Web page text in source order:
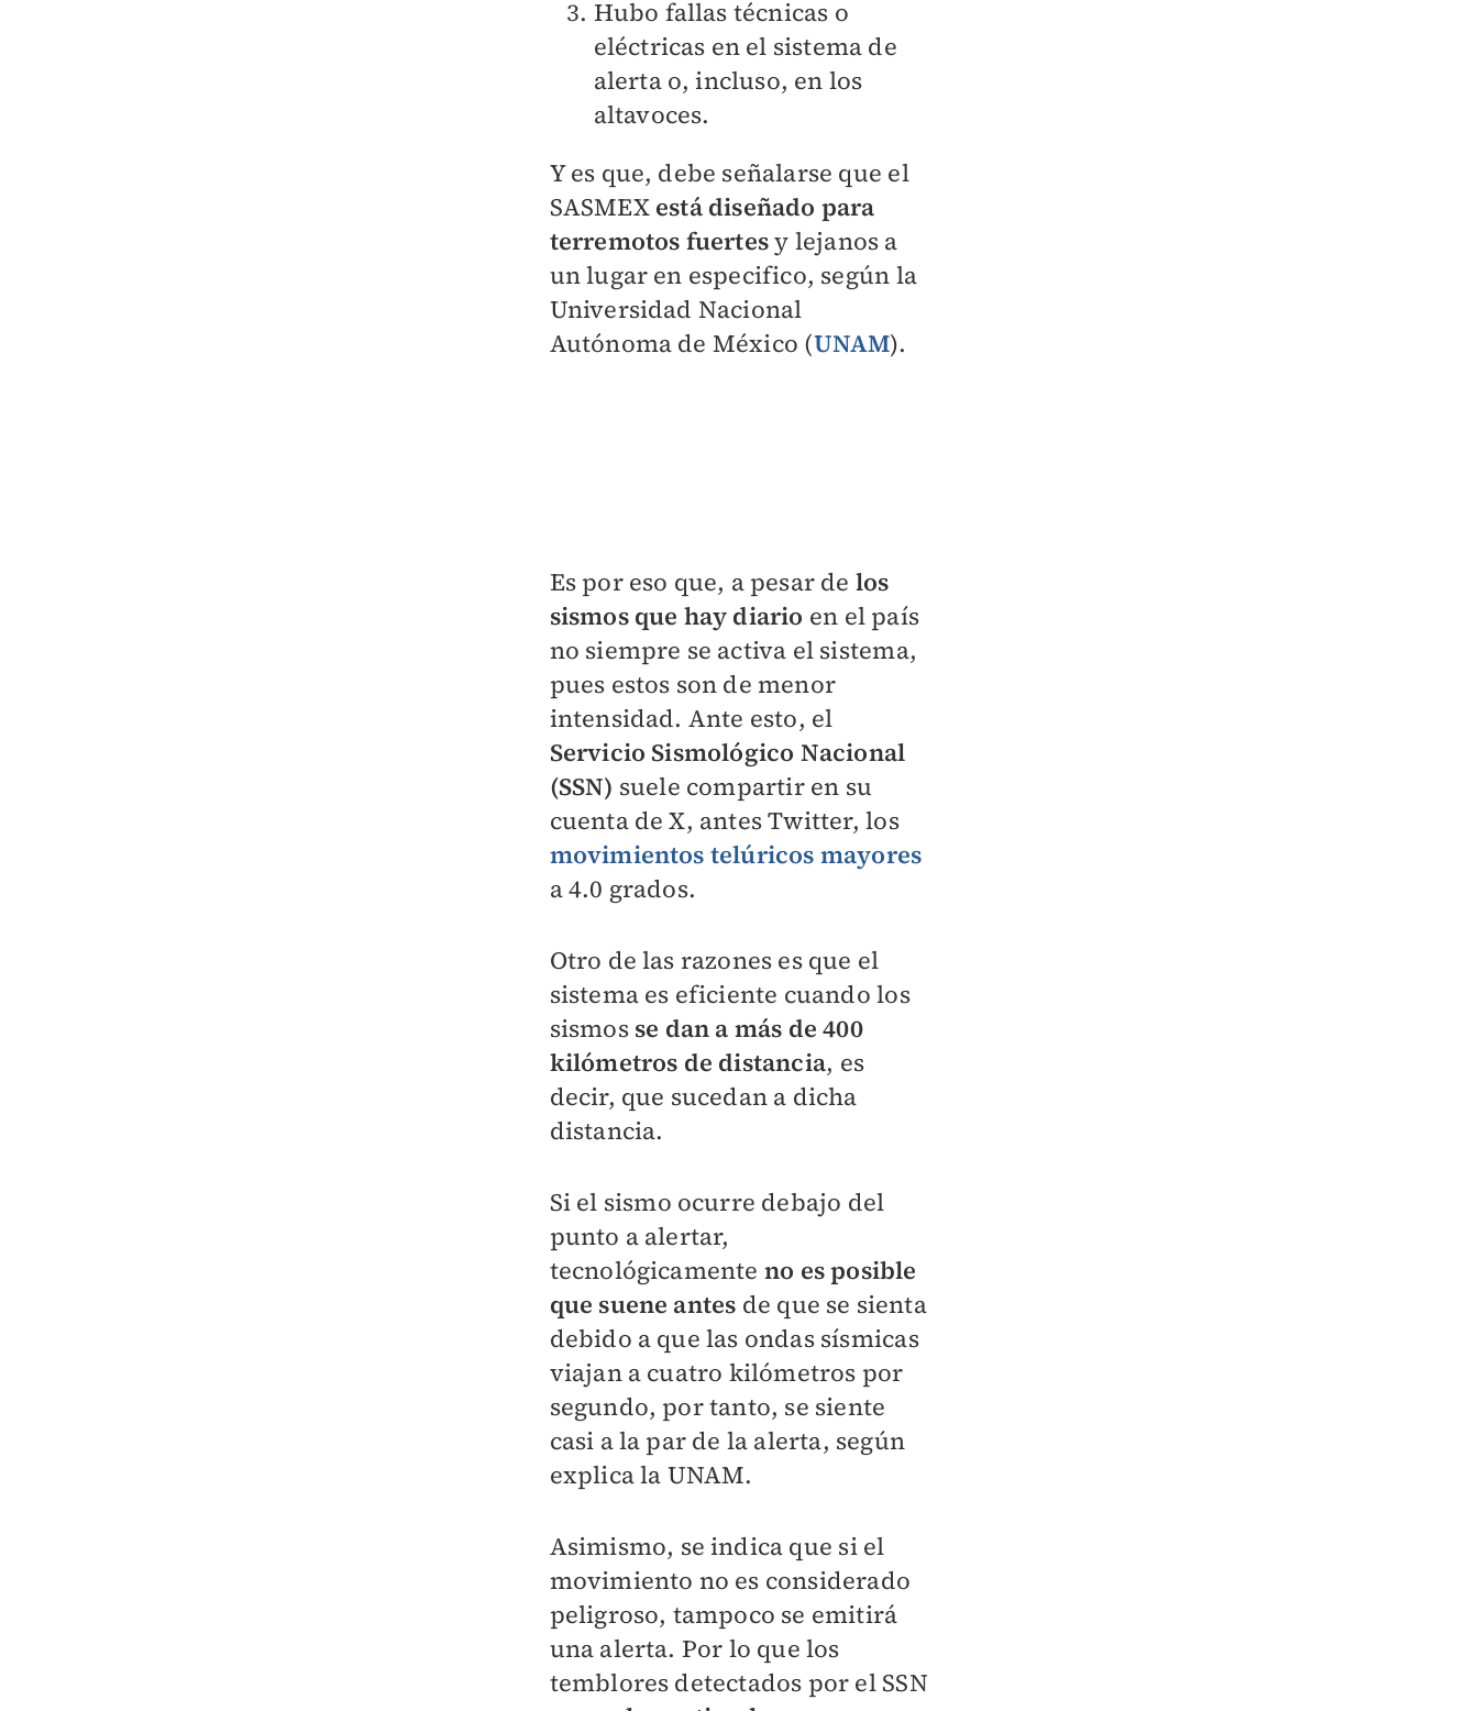
Hubo fallas técnicas o
eléctricas en el sistema de
alerta o, incluso, en los
altavoces.
Y es que, debe señalarse que el
SASMEX está diseñado para
terremotos fuertesy lejanos a
un lugar en especifico, según la
Universidad Nacional
Autónoma de México (UNAM).
Es por eso que, a pesar de los
sismos que hay diario en el país
no siempre se activa el sistema,
pues estos son de menor
intensidad. Ante esto, el
Servicio Sismológico Nacional
(SSN) suele compartir en su
cuenta de X, antes Twitter, los
movimientos telúricos mayores
a 4.0 grados.
Otro de las razones es que el
sistema es eficiente cuando los
sismos se dan a más de 400
kilómetros de distancia, es
decir, que sucedan a dicha
distancia.
Si el sismo ocurre debajo del
punto a alertar,
tecnológicamente no es posible
que suene antes de que se sienta
debido a que las ondas sísmicas
viajan a cuatro kilómetros por
segundo, por tanto, se siente
casi a la par de la alerta, según
explica la UNAM.
Asimismo, se indica que si el
movimiento no es considerado
peligroso, tampoco se emitirá
una alerta. Por lo que los
temblores detectados por el SSN